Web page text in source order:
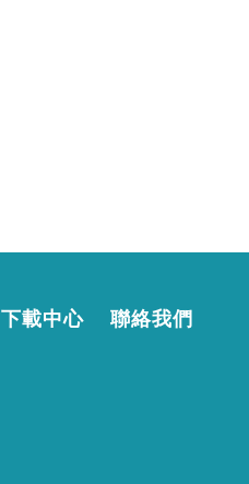
下載中心 聯絡我們